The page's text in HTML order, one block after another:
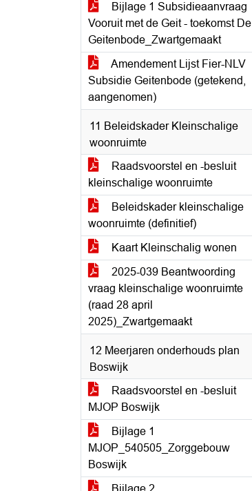
Bijlage 1 Subsidieaanvraag
Vooruit met de Geit - toekomst De
Geitenbode_Zwartgemaakt
Amendement Lijst Fier-NLV
Subsidie Geitenbode (getekend,
aangenomen)
11 Beleidskader Kleinschalige
woonruimte
Raadsvoorstel en -besluit
kleinschalige woonruimte
Beleidskader kleinschalige
woonruimte (definitief)
Kaart Kleinschalig wonen
2025-039 Beantwoording
vraag kleinschalige woonruimte
(raad 28 april
2025)_Zwartgemaakt
12 Meerjaren onderhouds plan
Boswijk
Raadsvoorstel en -besluit
MJOP Boswijk
Bijlage 1
MJOP_540505_Zorggebouw
Boswijk
Bijlage 2